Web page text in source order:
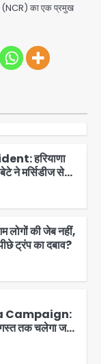
(NCR) का एक प्रमुख
चोरी के
गिरोह का
हरियाणा
ने मर्सिडीज से
महिला की मौत
की जेब नहीं,
ट्रंप का दबाव?
Campaign:
तक चलेगा जन-
ने की समीक्षा